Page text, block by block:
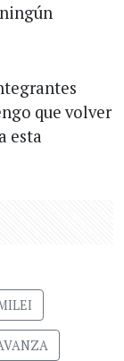
que volver
esta